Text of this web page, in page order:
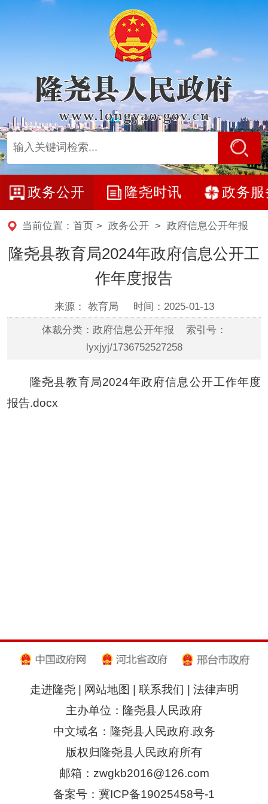
政务公开 隆尧时讯 政务服
当前位置： 首页 > 政务公开> 政府信息公开年报
隆尧县教育局2024年政府信息公开工
作年度报告
来源： 教育局 时间：2025-01-13
体裁分类：政府信息公开年报 索引号：
lyxjyj/1736752527258
隆尧县教育局2024年政府信息公开工作年度
报告.docx
走进隆尧| 网站地图 联系我们
法律声明
主办单位：隆尧县人民政府
中文域名：隆尧县人民政府.政务
版权归隆尧县人民政府所有
邮箱：zwgkb2016@126.com
备案号：冀ICP备19025458号-1